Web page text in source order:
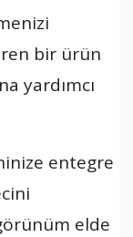
bir ürün
yardımcı
entegre
elde